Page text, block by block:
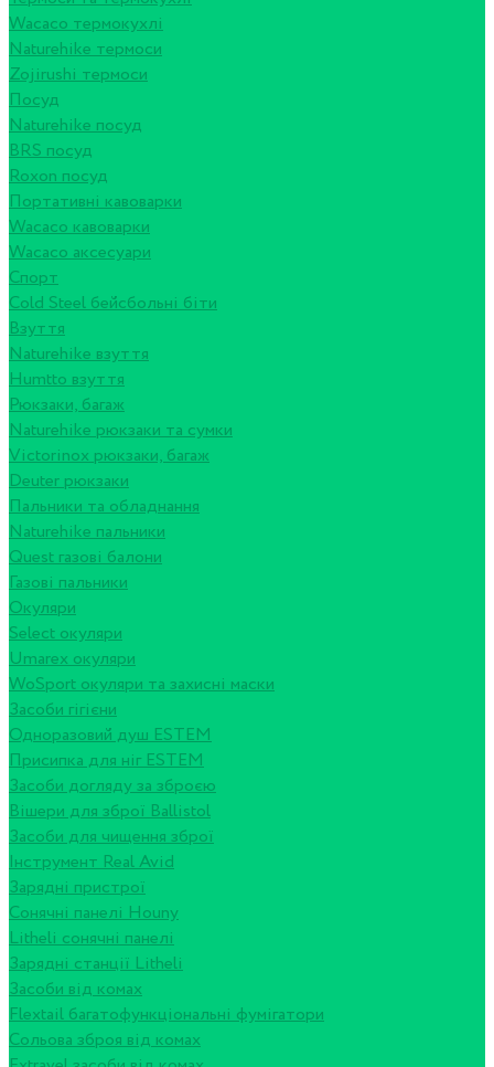
Wacaco термокухлі
Naturehike термоси
Zojirushi термоси
Посуд
Naturehike посуд
BRS посуд
Roxon посуд
Портативні кавоварки
Wacaco кавоварки
Wacaco аксесуари
Спорт
Cold Steel бейсбольні біти
Взуття
Naturehike взуття
Humtto взуття
Рюкзаки, багаж
Naturehike рюкзаки та сумки
Victorinox рюкзаки, багаж
Deuter рюкзаки
Пальники та обладнання
Naturehike пальники
Quest газові балони
Газові пальники
Окуляри
Select окуляри
Umarex окуляри
WoSport окуляри та захисні маски
Засоби гігієни
Одноразовий душ ESTEM
Присипка для ніг ESTEM
Засоби догляду за зброєю
Вішери для зброї Ballistol
Засоби для чищення зброї
Інструмент Real Avid
Зарядні пристрої
Сонячні панелі Houny
Litheli сонячні панелі
Зарядні станції Litheli
Засоби від комах
Flextail багатофункціональні фумігатори
Сольова зброя від комах